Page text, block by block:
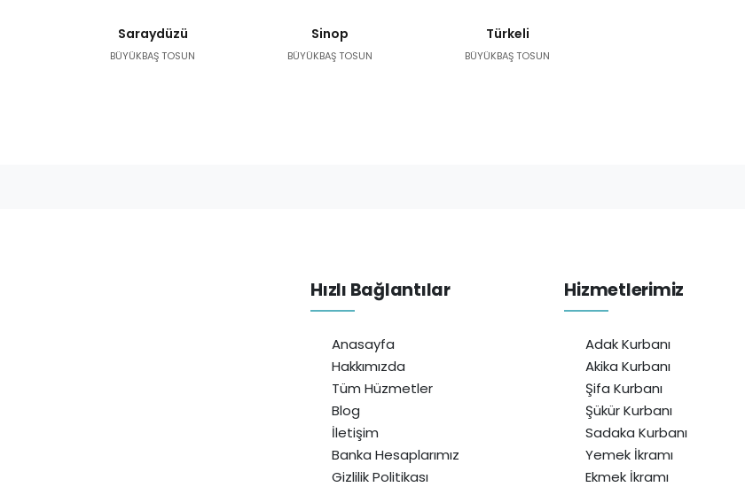
Saraydüzü
BÜYÜKBAŞ TOSUN
Sinop
BÜYÜKBAŞ TOSUN
Türkeli
BÜYÜKBAŞ TOSUN
Hızlı Bağlantılar
Anasayfa
Hakkımızda
Tüm Hüzmetler
Blog
İletişim
Banka Hesaplarımız
Gizlilik Politikası
Hizmetlerimiz
Adak Kurbanı
Akika Kurbanı
Şifa Kurbanı
Şükür Kurbanı
Sadaka Kurbanı
Yemek İkramı
Ekmek İkramı